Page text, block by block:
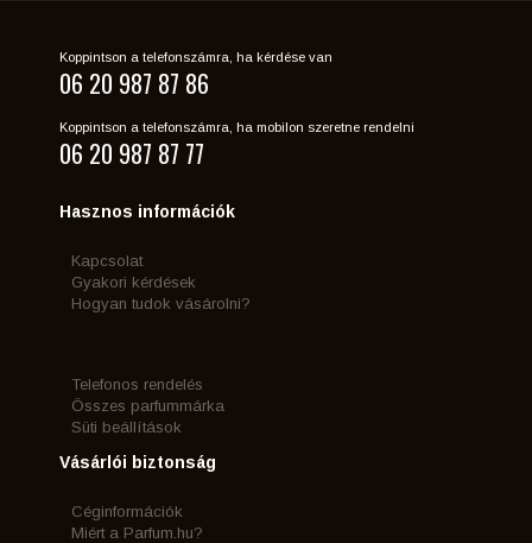
Koppintson a telefonszámra, ha kérdése van
06 20 987 87 86
Koppintson a telefonszámra, ha mobilon szeretne rendelni
06 20 987 87 77
Hasznos információk
Kapcsolat
Gyakori kérdések
Hogyan tudok vásárolni?
Telefonos rendelés
Összes parfummárka
Süti beállítások
Vásárlói biztonság
Céginformációk
Miért a Parfum.hu?